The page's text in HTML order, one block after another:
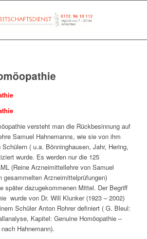
versteht man die Rückbesinnung auf
Samuel Hahnemanns, wie sie von ihm
( u.a. Bönninghausen, Jahr, Hering,
wurde. Es werden nur die 125
(Reine Arzneimittellehre von Samuel
gesammelten Arzneimittelprüfungen)
später dazugekommenen Mittel. Der Begriff
wurde von Dr. Will Klunker (1923 – 2002)
Schüler Anton Rohrer definiert ( G. Bleul:
Kapitel: Genuine Homöopathie –
Hahnemann).